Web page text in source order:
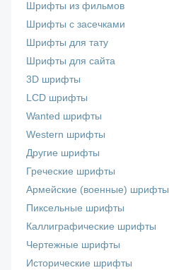
Шрифты из фильмов
Шрифты с засечками
Шрифты для тату
Шрифты для сайта
3D шрифты
LCD шрифты
Wanted шрифты
Western шрифты
Другие шрифты
Греческие шрифты
Армейские (военные) шрифты
Пиксельные шрифты
Каллиграфические шрифты
Чертежные шрифты
Исторические шрифты